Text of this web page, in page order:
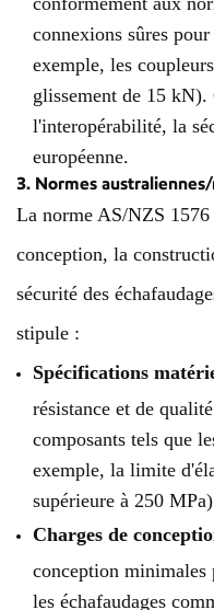
connexions sûres
exemple, les
glissement de 15 kN).
l'interopérabilité, la
européenne.
3. Normes
La norme AS/NZS
conception, la
sécurité des
stipule :
Spécifications
résistance et de
composants tels que
exemple, la limite
supérieure à 250 MPa).
Charges de
conception minimales
les échafaudages